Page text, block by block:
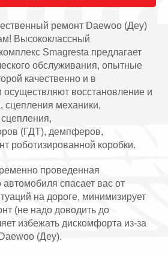
ремонт Daewoo (Деу)
Высококлассный
Smagresta предлагает
обслуживания, опытные
качественно и в
восстановление и
сцепления механики,
(ГДТ), демпферов,
роботизированной коробки.
проведенная
автомобиля спасает вас от
на дороге, минимизирует
(не надо доводить до
избежать дискомфорта из-за
(Деу).